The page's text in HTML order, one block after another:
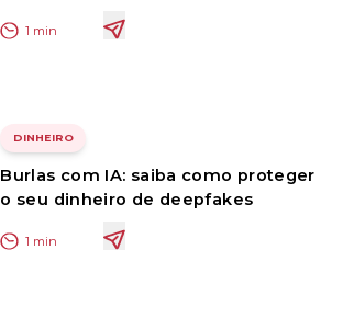
1 min
DINHEIRO
Burlas com IA: saiba como proteger
o seu dinheiro de deepfakes
1 min